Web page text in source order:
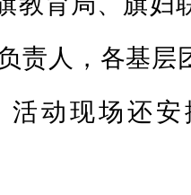
责人，各基层
活动现场还